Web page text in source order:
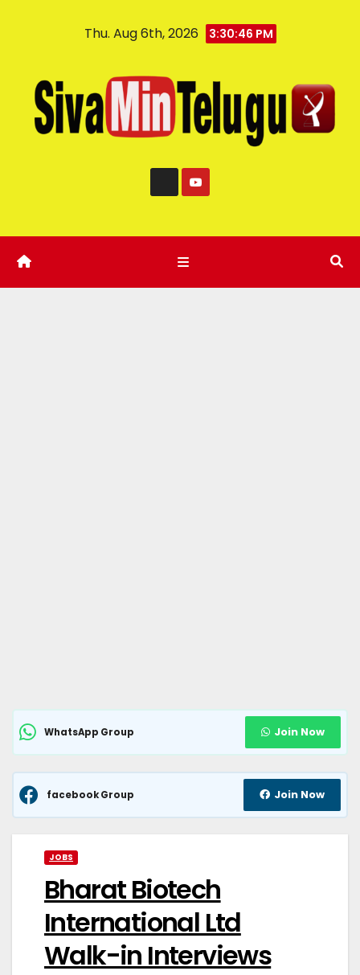
Thu. Aug 6th, 2026 3:30:47 PM
WhatsApp Group Join Now
facebook Group Join Now
JOBS
Bharat Biotech
International Ltd
Walk-in Interviews